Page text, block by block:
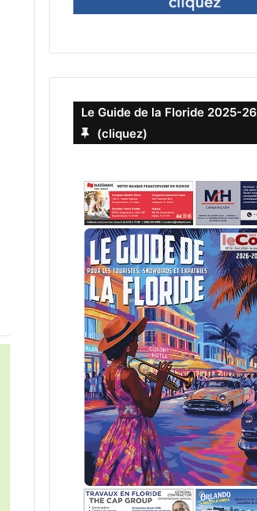
Le Guide de la Floride 2025-26
(cliquez)